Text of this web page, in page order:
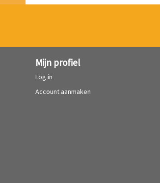
Mijn profiel
Log in
Account aanmaken